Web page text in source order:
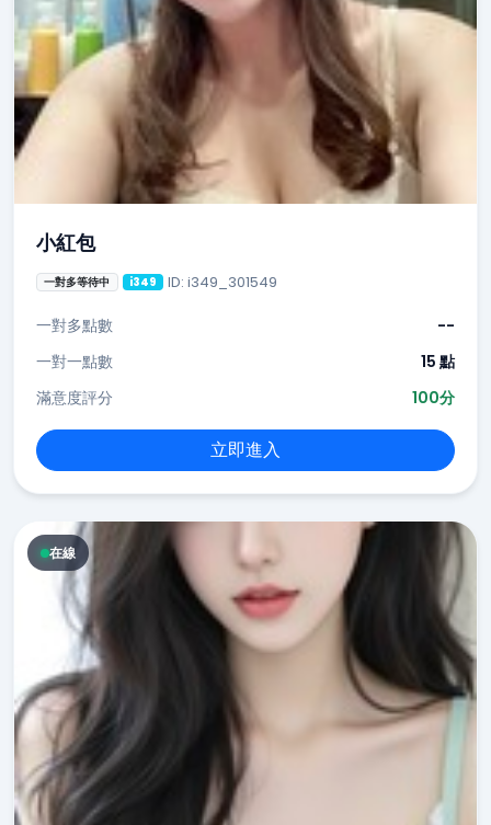
小紅包
一對多等待中 i349 ID: i349_301549
一對多點數
--
一對一點數
15 點
滿意度評分
100分
立即進入
在線